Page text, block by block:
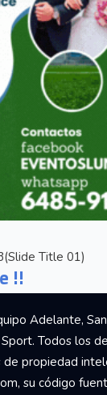
!!
Adelante,
Todos los
de propiedad
su código